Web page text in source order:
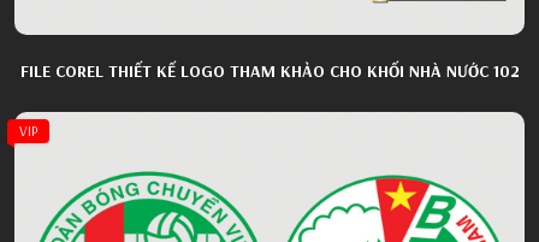
FILE COREL THIẾT KẾ LOGO THAM KHẢO CHO KHỐI NHÀ NƯỚC 102
VIP